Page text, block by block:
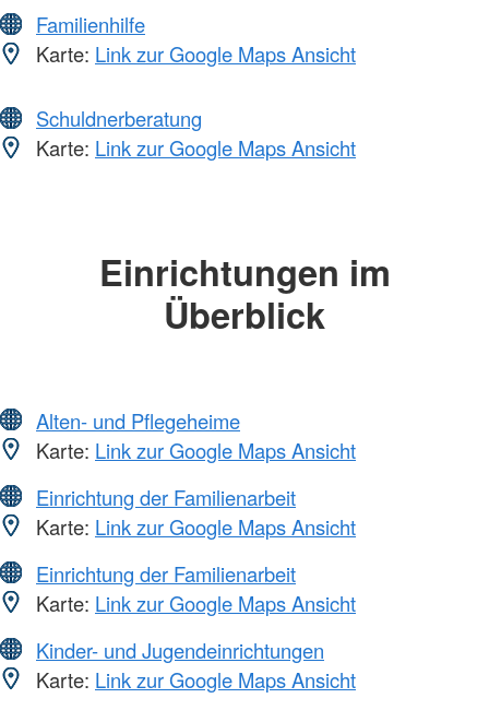
Familienhilfe
Karte: Link zur Google Maps Ansicht
Schuldnerberatung
Karte: Link zur Google Maps Ansicht
Einrichtungen im
Überblick
Alten- und Pflegeheime
Karte: Link zur Google Maps Ansicht
Einrichtung der Familienarbeit
Karte: Link zur Google Maps Ansicht
Einrichtung der Familienarbeit
Karte: Link zur Google Maps Ansicht
Kinder- und Jugendeinrichtungen
Karte: Link zur Google Maps Ansicht